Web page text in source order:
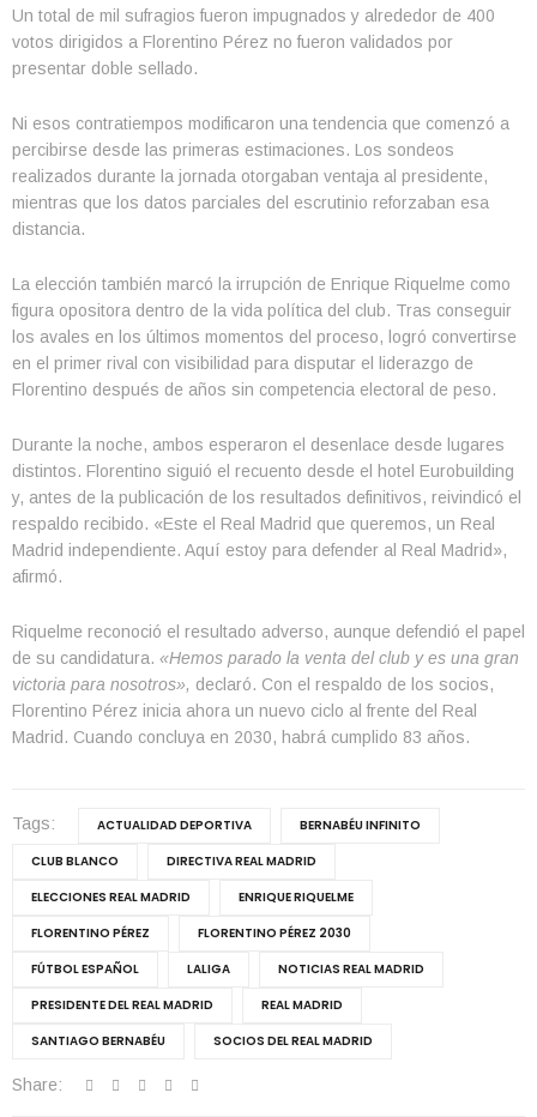
Un total de mil sufragios fueron impugnados y alrededor de 400
votos dirigidos a Florentino Pérez no fueron validados por
presentar doble sellado.
Ni esos contratiempos modificaron una tendencia que comenzó a
percibirse desde las primeras estimaciones. Los sondeos
realizados durante la jornada otorgaban ventaja al presidente,
mientras que los datos parciales del escrutinio reforzaban esa
distancia.
La elección también marcó la irrupción de Enrique Riquelme como
figura opositora dentro de la vida política del club. Tras conseguir
los avales en los últimos momentos del proceso, logró convertirse
en el primer rival con visibilidad para disputar el liderazgo de
Florentino después de años sin competencia electoral de peso.
Durante la noche, ambos esperaron el desenlace desde lugares
distintos. Florentino siguió el recuento desde el hotel Eurobuilding
y, antes de la publicación de los resultados definitivos, reivindicó el
respaldo recibido. «Este el Real Madrid que queremos, un Real
Madrid independiente. Aquí estoy para defender al Real Madrid»,
afirmó.
Riquelme reconoció el resultado adverso, aunque defendió el papel
de su candidatura. «Hemos parado la venta del club y es una gran
victoria para nosotros», declaró. Con el respaldo de los socios,
Florentino Pérez inicia ahora un nuevo ciclo al frente del Real
Madrid. Cuando concluya en 2030, habrá cumplido 83 años.
Tags: ACTUALIDAD DEPORTIVA
BERNABÉU INFINITO
CLUB BLANCO
DIRECTIVA REAL MADRID
ELECCIONES REAL MADRID
ENRIQUE RIQUELME
FLORENTINO PÉREZ
FLORENTINO PÉREZ 2030
FÚTBOL ESPAÑOL
LALIGA
NOTICIAS REAL MADRID
PRESIDENTE DEL REAL MADRID
REAL MADRID
SANTIAGO BERNABÉU
SOCIOS DEL REAL MADRID
Share: